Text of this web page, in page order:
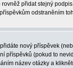
rovněž přidat stejný
odstraněním
nový příspěvek
příspěvků (pokud to
název otázky a